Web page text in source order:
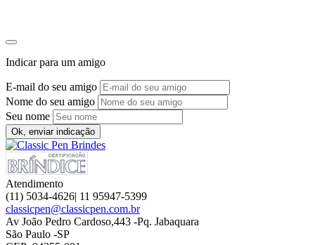
Indicar para um amigo
E-mail do seu amigo
Nome do seu amigo
Seu nome
Ok, enviar indicação
Atendimento
(11) 5034-4626| 11 95947-5399
classicpen@classicpen.com.br
Av João Pedro Cardoso,443 -Pq. Jabaquara
São Paulo -SP